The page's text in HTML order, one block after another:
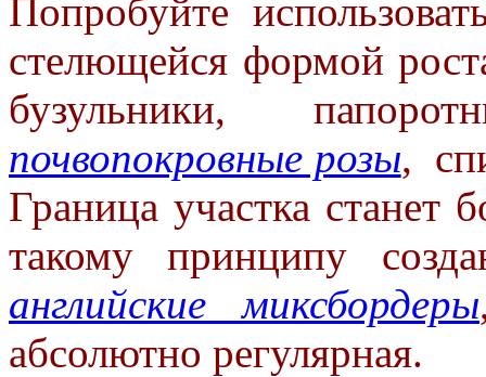
Попробуйте
стелющейся формой
бузульники,
почвопокровные розы,
Граница участка
такому принципу
английские миксбордеры
абсолютно регулярная.